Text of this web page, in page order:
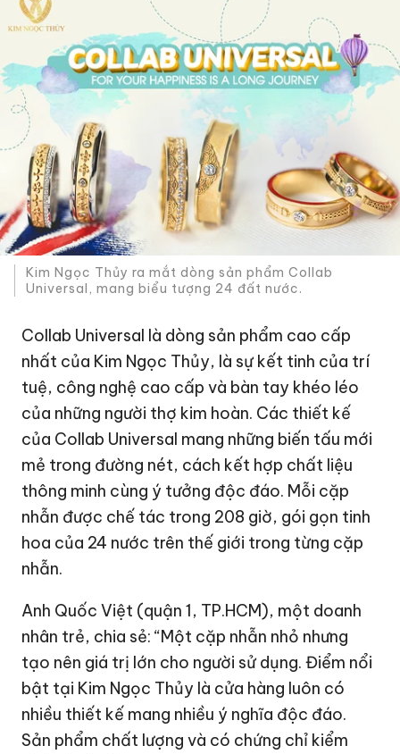
Kim Ngọc Thủy ra mắt dòng sản phẩm Collab
Universal, mang biểu tượng 24 đất nước.
Collab Universal là dòng sản phẩm cao cấp
nhất của Kim Ngọc Thủy, là sự kết tinh của trí
tuệ, công nghệ cao cấp và bàn tay khéo léo
của những người thợ kim hoàn. Các thiết kế
của Collab Universal mang những biến tấu mới
mẻ trong đường nét, cách kết hợp chất liệu
thông minh cùng ý tưởng độc đáo. Mỗi cặp
nhẫn được chế tác trong 208 giờ, gói gọn tinh
hoa của 24 nước trên thế giới trong từng cặp
nhẫn.
Anh Quốc Việt (quận 1, TP.HCM), một doanh
nhân trẻ, chia sẻ: “Một cặp nhẫn nhỏ nhưng
tạo nên giá trị lớn cho người sử dụng. Điểm nổi
bật tại Kim Ngọc Thủy là cửa hàng luôn có
nhiều thiết kế mang nhiều ý nghĩa độc đáo.
Sản phẩm chất lượng và có chứng chỉ kiểm